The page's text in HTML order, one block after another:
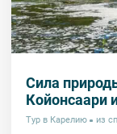
Сила
Койонсаари
Тур в Карелию из